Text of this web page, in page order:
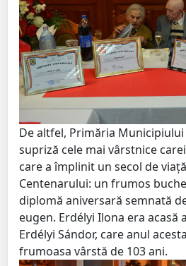
De altfel, Primăria
supriză cele mai vârstnice
care a împlinit un secol de
Centenarului: un frumos
diplomă aniversară semnată
eugen. Erdélyi Ilona era acasă
Erdélyi Sándor, care anul
frumoasa vârstă de 103 ani.